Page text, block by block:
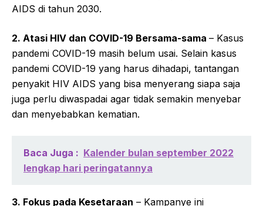
AIDS di tahun 2030.
2. Atasi HIV dan COVID-19 Bersama-sama – Kasus
pandemi COVID-19 masih belum usai. Selain kasus
pandemi COVID-19 yang harus dihadapi, tantangan
penyakit HIV AIDS yang bisa menyerang siapa saja
juga perlu diwaspadai agar tidak semakin menyebar
dan menyebabkan kematian.
Baca Juga : Kalender bulan september 2022
lengkap hari peringatannya
3. Fokus pada Kesetaraan – Kampanye ini